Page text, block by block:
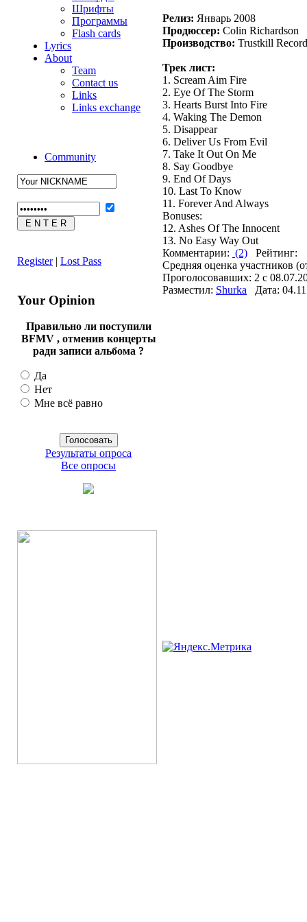
Шрифты
Программы
Flash cards
Lyrics
About
Team
Contact us
Links
Links exchange
Community
Register| Lost Pass
Your Opinion
Правильно ли поступили
BFMV , отменив концерты
ради записи альбома ?
Да
Нет
Мне всё равно
Результаты опроса
Все опросы
Релиз: Январь 2008
Продюссер: Colin Richardson
Производство: Trustkill
Трек лист:
1. Scream Aim Fire
2. Eye Of The Storm
3. Hearts Burst Into Fire
4. Waking The Demon
5. Disappear
6. Deliver Us From Evil
7. Take It Out On Me
8. Say Goodbye
9. End Of Days
10. Last To Know
11. Forever And Always
Bonuses:
12. Ashes Of The Innocent
13. No Easy Way Out
Комментарии: (2) Рейтинг:
Средняя оценка участников
Проголосовавших: 2 с
Разместил: Shurka Дата: